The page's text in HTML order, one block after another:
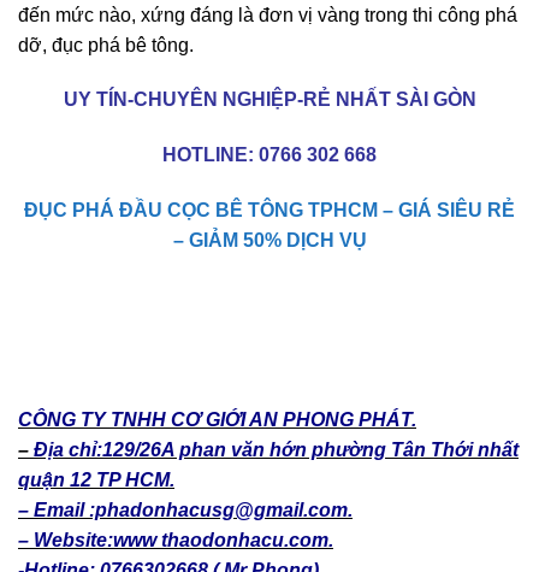
đến mức nào, xứng đáng là đơn vị vàng trong thi công phá
dỡ, đục phá bê tông.
UY TÍN-CHUYÊN NGHIỆP-RẺ NHẤT SÀI GÒN
HOTLINE: 0766 302 668
ĐỤC PHÁ ĐẦU CỌC BÊ TÔNG TPHCM – GIÁ SIÊU RẺ
– GIẢM 50% DỊCH VỤ
CÔNG TY TNHH CƠ GIỚI AN PHONG PHÁT.
– Địa chỉ:129/26A phan văn hớn phường Tân Thới nhất
quận 12 TP HCM.
– Email :phadonhacusg@gmail.com.
– Website:www thaodonhacu.com.
-Hotline: 0766302668.( Mr Phong)